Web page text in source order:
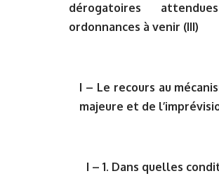
dérogatoires
ordonnances à venir (III)
I – Le recours au
majeure et de
I – 1. Dans quelles